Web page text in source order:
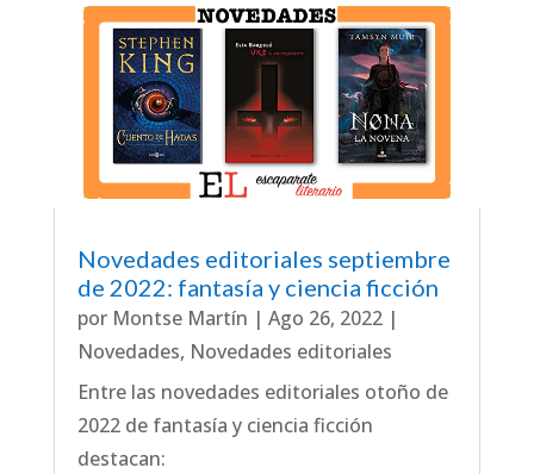
Novedades editoriales septiembre
de 2022: fantasía y ciencia ficción
por Montse Martín | Ago 26, 2022|
Novedades, Novedades editoriales
Entre las novedades editoriales otoño de
2022 de fantasía y ciencia ficción
destacan: